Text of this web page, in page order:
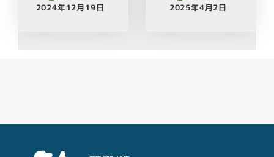
2024年12月19日
2025年4月2日